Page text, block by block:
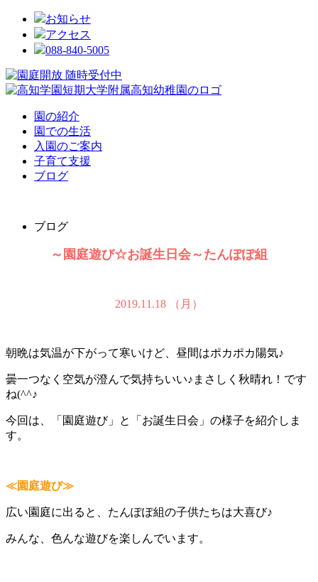
お知らせ
アクセス
088-840-5005
園の紹介
園での生活
入園のご案内
子育て支援
ブログ
ブログ
～園庭遊び☆お誕生日会～たんぽぽ組
2019.11.18 （月）
朝晩は気温が下がって寒いけど、昼間はポカポカ陽気♪
曇一つなく空気が澄んで気持ちいい♪まさしく秋晴れ！です
ね(^^♪
今回は、「園庭遊び」と「お誕生日会」の様子を紹介しま
す。
≪園庭遊び≫
広い園庭に出ると、たんぽぽ組の子供たちは大喜び♪
みんな、色んな遊びを楽しんでいます。